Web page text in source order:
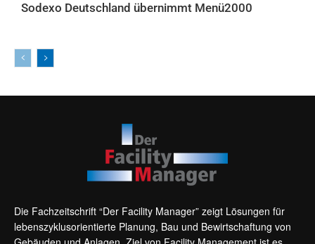
Sodexo Deutschland übernimmt Menü2000
Die Fachzeitschrift “Der Facility Manager” zeigt Lösungen für
lebenszyklusorientierte Planung, Bau und Bewirtschaftung von